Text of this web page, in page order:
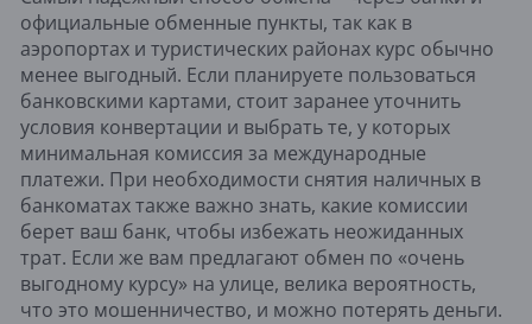
официальные обменные пункты, так как в
аэропортах и туристических районах курс обычно
менее выгодный. Если планируете пользоваться
банковскими картами, стоит заранее уточнить
условия конвертации и выбрать те, у которых
минимальная комиссия за международные
платежи. При необходимости снятия наличных в
банкоматах также важно знать, какие комиссии
берет ваш банк, чтобы избежать неожиданных
трат. Если же вам предлагают обмен по «очень
выгодному курсу» на улице, велика вероятность,
что это мошенничество, и можно потерять деньги.